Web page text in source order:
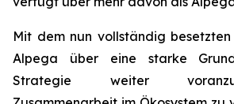
Mit dem nun vollständig
Alpega über eine starke
Strategie weiter